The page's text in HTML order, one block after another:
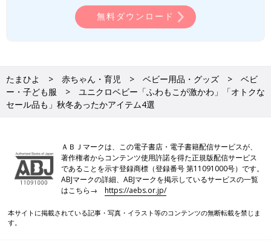
無料ダウンロード
たまひよ 赤ちゃん・育児 ベビー用品・グッズ
ベビ
ー・子ども服
ユニクロベビー「ふわもこが激かわ」「オトクな
セール品も」秋冬あったかアイテム4選
ＡＢＪマークは、この電子書店・電子書籍配信サービスが、
著作権者からコンテンツ使用許諾を得た正規版配信サービス
であることを示す登録商標（登録番号 第11091000号）です。
ABJマークの詳細、ABJマークを掲示しているサービスの一覧
はこちら→https://aebs.or.jp/
本サイトに掲載されている記事・写真・イラスト等のコンテンツの無断転載を禁じま
す。